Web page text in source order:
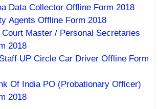
Data Collector Offline Form 2018
Agents Offline Form 2018
Court Master / Personal Secretaries
2018
UP Circle Car Driver Offline Form
Of India PO (Probationary Officer)
2018